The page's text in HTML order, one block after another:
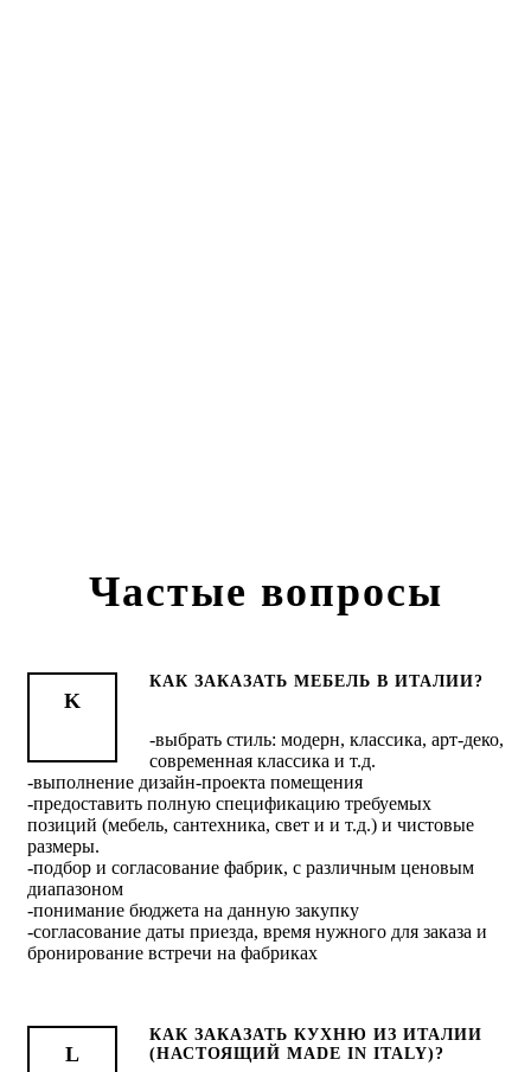
Частые вопросы
КАК ЗАКАЗАТЬ МЕБЕЛЬ В ИТАЛИИ?
-выбрать стиль: модерн, классика, арт-деко,
современная классика и т.д.
-выполнение дизайн-проекта помещения
-предоставить полную спецификацию требуемых
позиций (мебель, сантехника, свет и и т.д.) и чистовые
размеры.
-подбор и согласование фабрик, с различным ценовым
диапазоном
-понимание бюджета на данную закупку
-согласование даты приезда, время нужного для заказа и
бронирование встречи на фабриках
КАК ЗАКАЗАТЬ КУХНЮ ИЗ ИТАЛИИ
(НАСТОЯЩИЙ MADE IN ITALY)?